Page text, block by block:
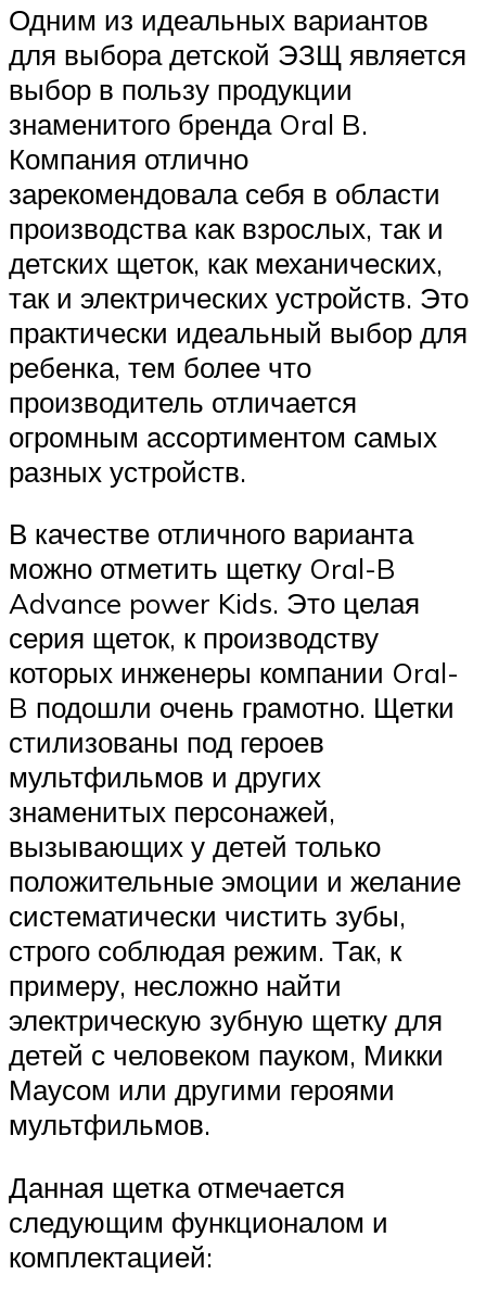
Одним из идеальных вариантов
для выбора детской ЭЗЩ является
выбор в пользу продукции
знаменитого бренда Oral B.
Компания отлично
зарекомендовала себя в области
производства как взрослых, так и
детских щеток, как механических,
так и электрических устройств. Это
практически идеальный выбор для
ребенка, тем более что
производитель отличается
огромным ассортиментом самых
разных устройств.
В качестве отличного варианта
можно отметить щетку Oral-B
Advance power Kids. Это целая
серия щеток, к производству
которых инженеры компании Oral-
B подошли очень грамотно. Щетки
стилизованы под героев
мультфильмов и других
знаменитых персонажей,
вызывающих у детей только
положительные эмоции и желание
систематически чистить зубы,
строго соблюдая режим. Так, к
примеру, несложно найти
электрическую зубную щетку для
детей с человеком пауком, Микки
Маусом или другими героями
мультфильмов.
Данная щетка отмечается
следующим функционалом и
комплектацией: